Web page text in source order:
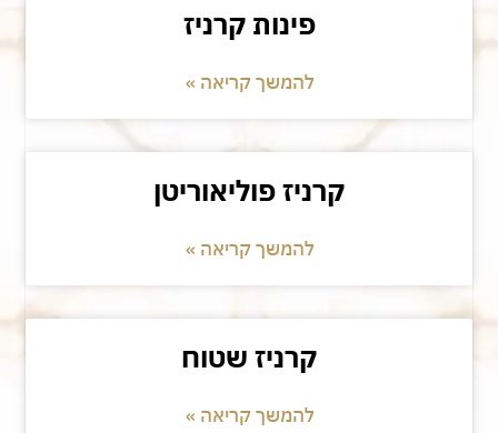
פינות קרניז
להמשך קריאה »
קרניז פוליאוריטן
להמשך קריאה »
קרניז שטוח
להמשך קריאה »